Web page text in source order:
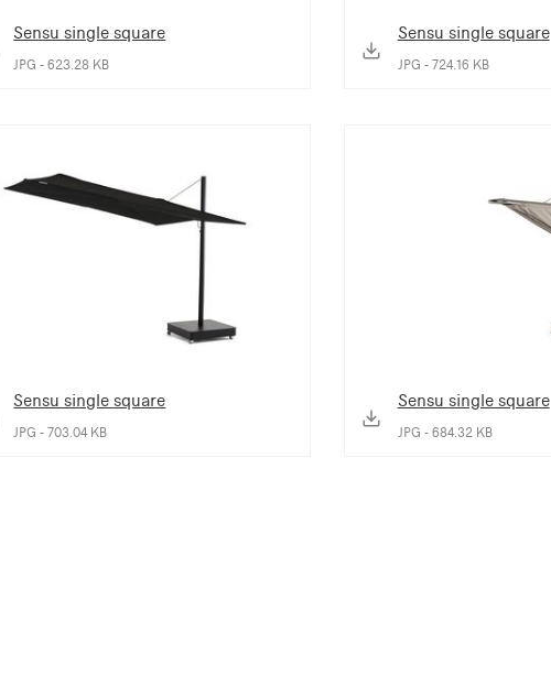
Sensu single square
JPG - 623.28 KB
Sensu single square
JPG - 724.16 KB
Sensu single square
JPG - 703.04 KB
Sensu single square
JPG - 684.32 KB